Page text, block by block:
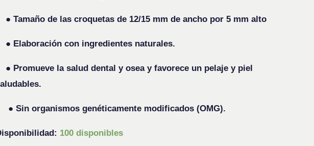
● Tamaño de las croquetas de 12/15 mm de ancho por 5 mm alto
● Elaboración con ingredientes naturales.
● Promueve la salud dental y osea y favorece un pelaje y piel
● Sin organismos genéticamente modificados (OMG).
100 disponibles